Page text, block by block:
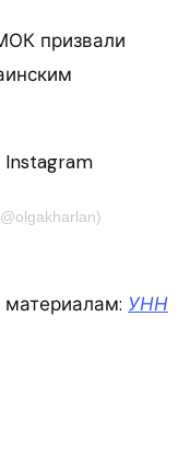
призвали
Instagram
материалам: УНН